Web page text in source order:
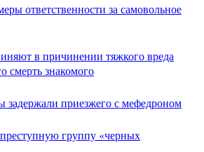
ответственности за самовольное
в причинении тяжкого вреда
смерть знакомого
задержали приезжего с мефедроном
группу «черных